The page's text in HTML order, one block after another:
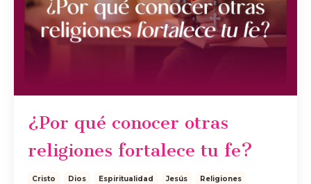
¿Por qué conocer otras
religiones fortalece tu fe?
Cristo Dios Espiritualidad Jesús Religiones